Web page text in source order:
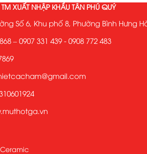
XUẤT NHẬP KHẨU TÂN PHÚ QUÝ
Số 6, Khu phố 8, Phường Bình Hưng
– 0907 331 439 - 0908 772 483